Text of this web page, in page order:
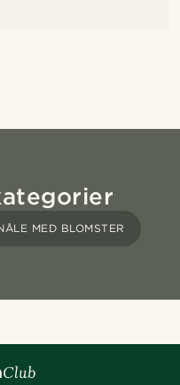
MED BLOMSTER